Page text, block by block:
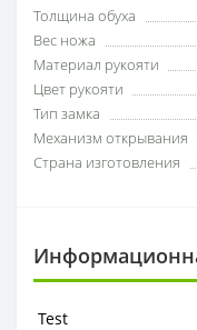
Толщина обуха
Вес ножа
Материал рукояти
Цвет рукояти
Тип замка
Механизм открывания
Страна изготовления
Test